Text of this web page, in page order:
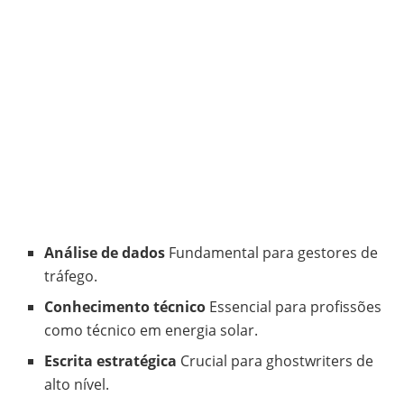
Análise de dados Fundamental para gestores de
tráfego.
Conhecimento técnico Essencial para profissões
como técnico em energia solar.
Escrita estratégica Crucial para ghostwriters de
alto nível.